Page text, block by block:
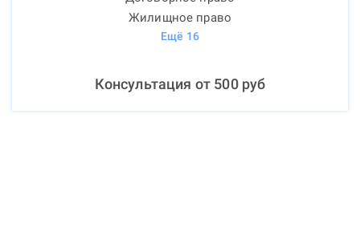
Жилищное право
Ещё 16
Консультация от 500руб